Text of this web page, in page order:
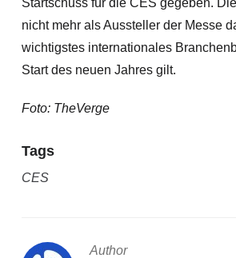
Startschuss für die CES gegeben.
nicht mehr als Aussteller der Messe
wichtigstes internationales
Start des neuen Jahres gilt.
Foto: TheVerge
Tags
CES
Author